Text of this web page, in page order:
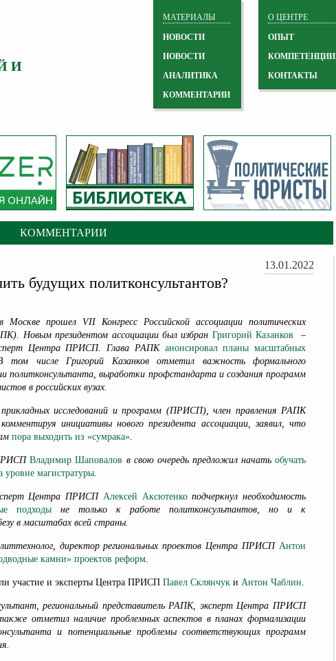
И
О ЦЕНТРЕ
ОПЫТ
КОМПЕТЕНЦИИ
КОНТАКТЫ
МАТЕРИАЛЫ
НОВОСТИ
НОВОСТИ
АНАЛИТИКА
КОММЕНТАРИИ
КОММЕНТАРИИ
13.01.2022
будущих политконсультантов?
прошел VII Конгресс Российской ассоциации политических
Новым президентом ассоциации был избран Григорий Казанков –
Центра ПРИСП. Глава РАПК анонсировал планы масштабных
том числе Григорий Казанков отметил важность формального
политконсультанта, выработки профстандарта и создания программ
в российских вузах.
исследований и программ (ПРИСП), член правления РАПК
инициативы нового президента ассоциации, заявил, что
пора выходить из «сумрака».
Владимир Шаповалов в свою очередь предложил начатьобучать
уровне магистратуры.
Центра ПРИСП Алексей Аксютенкоподчеркнул необходимость
подходы не только к работе политконсультантов, но и к
в масштабах всей страны.
директор региональных проектов Центра ПРИСП Антон
камни» проектов реформ.
участие и эксперты Центра ПРИСП Павел Склянчук и Антон Чаблин.
региональный представитель РАПК, эксперт Центра ПРИСП
отметил наличие проблемных аспектов в планах формализации
и потенциальные проблемы соответствующих программ